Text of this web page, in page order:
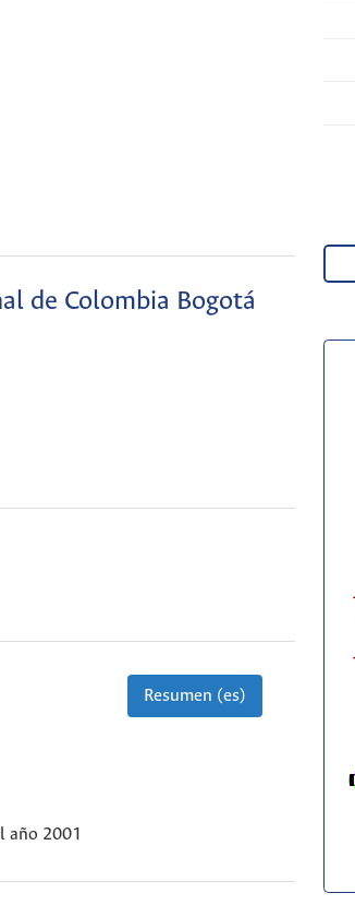
de Colombia Bogotá
Resumen (es)
año 2001